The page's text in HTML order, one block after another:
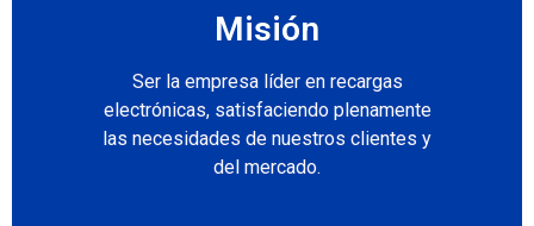
Misión
Ser la empresa líder en recargas
electrónicas, satisfaciendo plenamente
las necesidades de nuestros clientes y
del mercado.